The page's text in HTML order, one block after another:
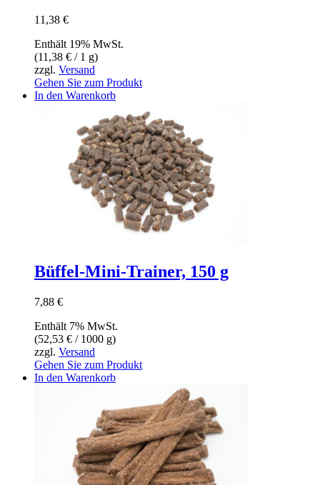
11,38 €
Enthält 19% MwSt.
(11,38 € / 1 g)
zzgl. Versand
Gehen Sie zum Produkt
In den Warenkorb
Büffel-Mini-Trainer, 150 g
7,88 €
Enthält 7% MwSt.
(52,53 € / 1000 g)
zzgl. Versand
Gehen Sie zum Produkt
In den Warenkorb